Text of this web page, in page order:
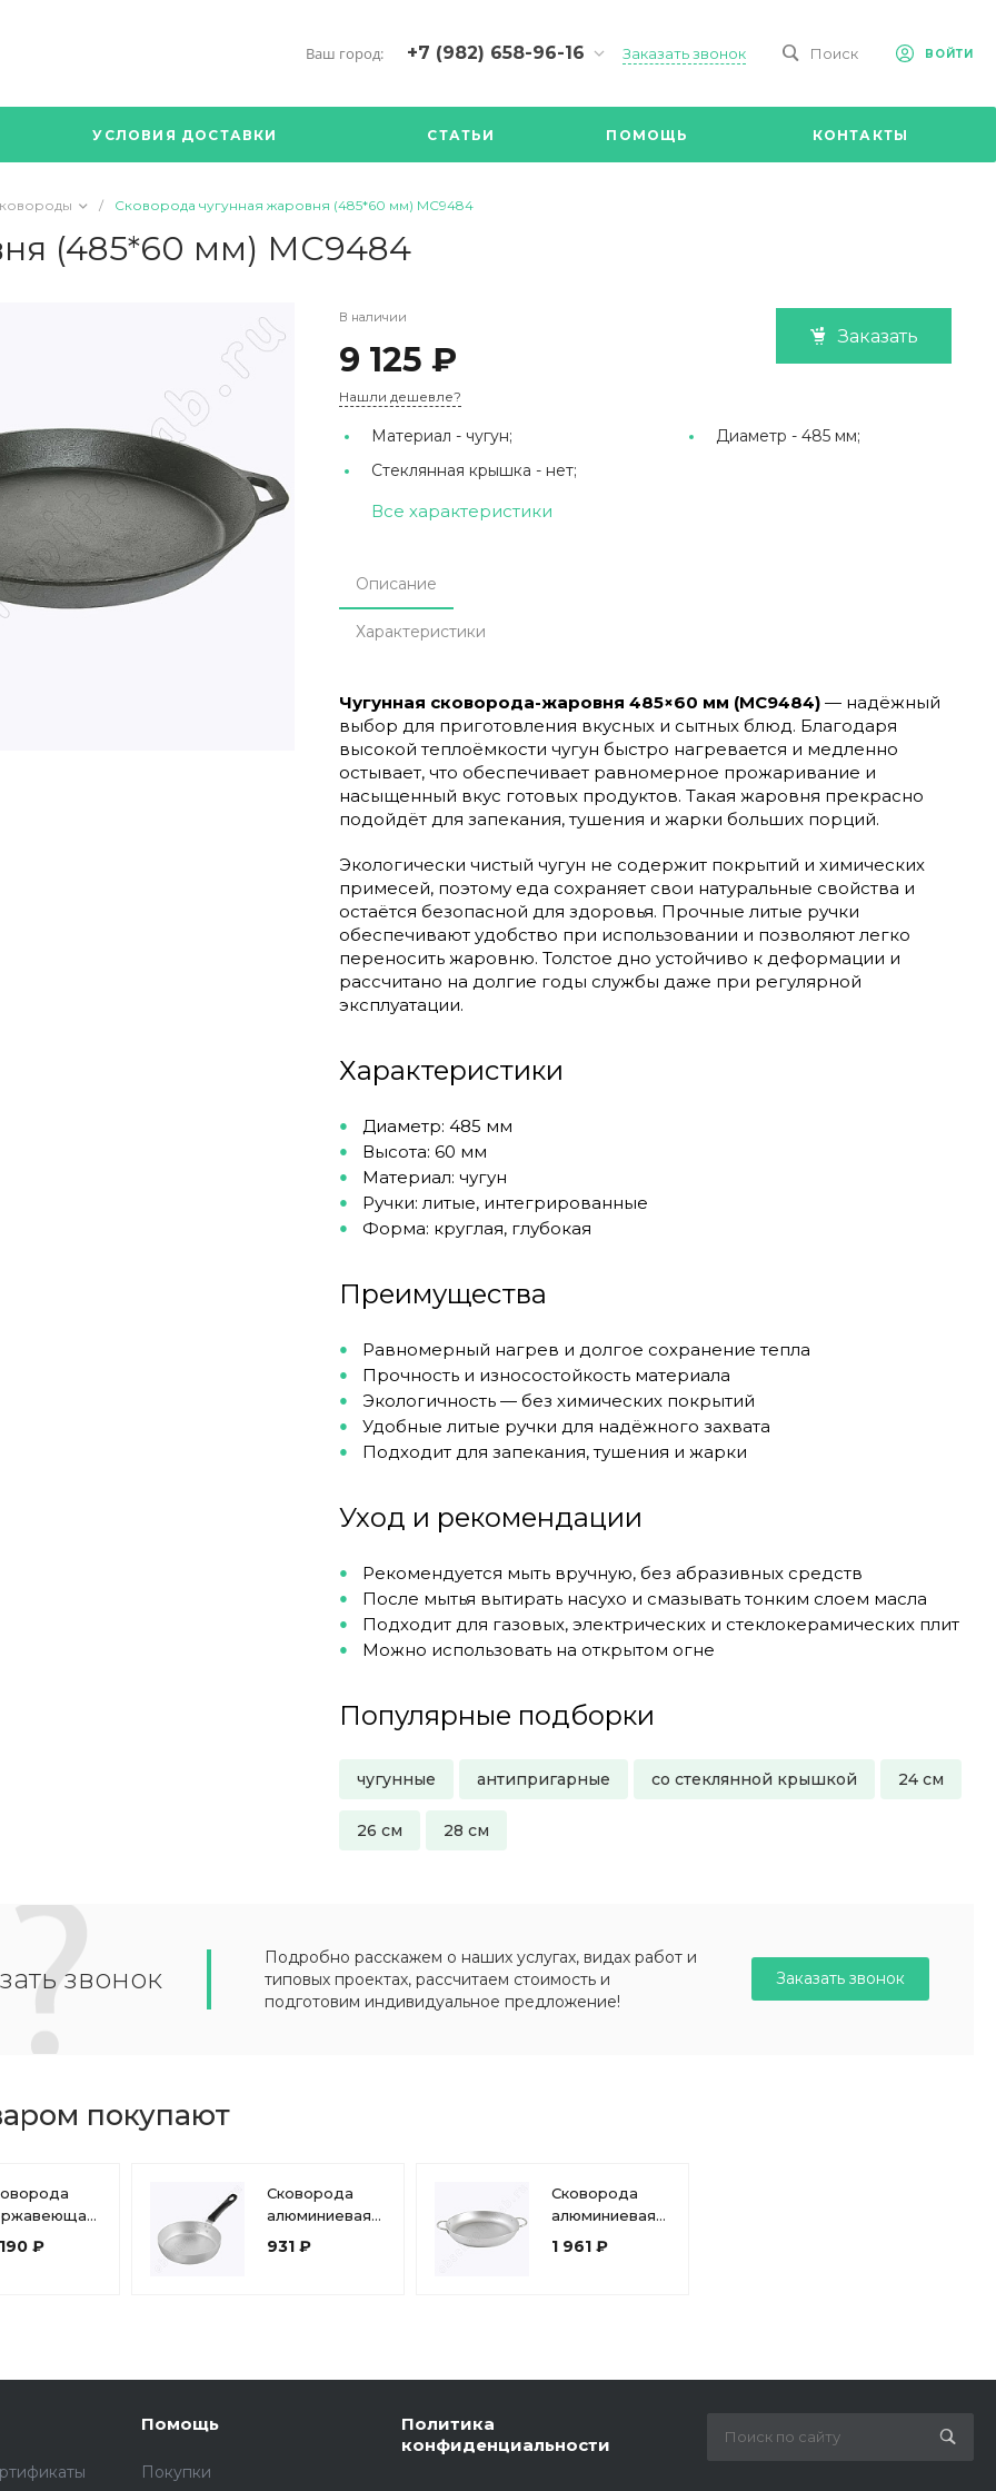
Ваш город: +7 (982) 658-96-16
+7 (34376) 5-09-98
г. Богданович,
Кооперативная, д 2/Д.
17.00
89126904490@mail.ru
Заказать звонок Поиск ВОЙТИ
УСЛОВИЯ ДОСТАВКИ СТАТЬИ ПОМОЩЬ КОНТАКТЫ
/ Сковорода чугунная жаровня (485*60 мм) МС9484
(485*60 мм) МС9484
В наличии
9 125 ₽
Заказать
Нашли дешевле?
Материал - чугун; Диаметр -485 мм;
Стеклянная крышка - нет;
Все характеристики
Описание
Характеристики
Чугунная сковорода-жаровня 485×60 мм (МС9484)— надёжный
выбор для приготовления вкусных и сытных блюд. Благодаря
высокой теплоёмкости чугун быстро нагревается и медленно
остывает, что обеспечивает равномерное прожаривание и
насыщенный вкус готовых продуктов. Такая жаровня прекрасно
подойдёт для запекания, тушения и жарки больших порций.
Экологически чистый чугун не содержит покрытий и химических
примесей, поэтому еда сохраняет свои натуральные свойства и
остаётся безопасной для здоровья. Прочные литые ручки
обеспечивают удобство при использовании и позволяют легко
переносить жаровню. Толстое дно устойчиво к деформации и
рассчитано на долгие годы службы даже при регулярной
эксплуатации.
Характеристики
Диаметр: 485 мм
Высота: 60 мм
Материал: чугун
Ручки: литые, интегрированные
Форма: круглая, глубокая
Преимущества
Равномерный нагрев и долгое сохранение тепла
Прочность и износостойкость материала
Экологичность — без химических покрытий
Удобные литые ручки для надёжного захвата
Подходит для запекания, тушения и жарки
Уход и рекомендации
Рекомендуется мыть вручную, без абразивных средств
После мытья вытирать насухо и смазывать тонким слоем масла
Подходит для газовых, электрических и стеклокерамических плит
Можно использовать на открытом огне
Популярные подборки
чугунные антипригарные со стеклянной крышкой 24 см
26 см 28 см
звонок
Подробно расскажем о наших услугах, видах работ и
типовых проектах, рассчитаем стоимость и
подготовим индивидуальное предложение!
Заказать звонок
покупают
3,5 л
₽
Сковорода
алюминиевая
260мм, без
931 ₽
Сковорода
алюминиевая
400/50мм с
1 961 ₽
Помощь
Покупки
Политика
конфиденциальности